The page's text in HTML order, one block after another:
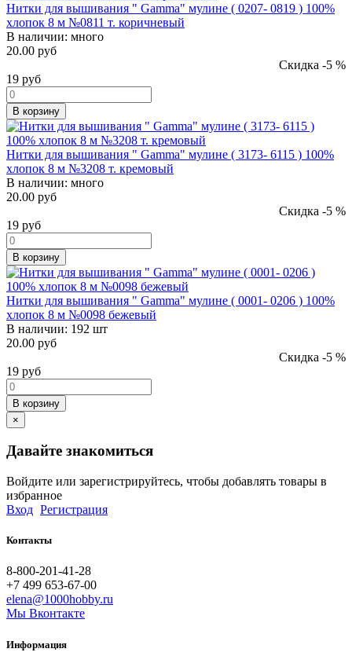
Нитки для вышивания " Gamma" мулине ( 0207- 0819 ) 100%
хлопок 8 м №0811 т. коричневый
В наличии: много
20.00 руб
Скидка -5 %
19 руб
В корзину
Нитки для вышивания " Gamma" мулине ( 3173- 6115 ) 100%
хлопок 8 м №3208 т. кремовый
В наличии: много
20.00 руб
Скидка -5 %
19 руб
В корзину
Нитки для вышивания " Gamma" мулине ( 0001- 0206 ) 100%
хлопок 8 м №0098 бежевый
В наличии: 192 шт
20.00 руб
Скидка -5 %
19 руб
В корзину
×
Давайте знакомиться
Войдите или зарегистрируйтесь, чтобы добавлять товары в
избранное
Вход Регистрация
Контакты
8-800-201-41-28
+7 499 653-67-00
elena@1000hobby.ru
Мы Вконтакте
Информация